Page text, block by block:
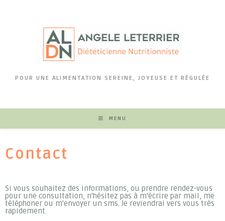
POUR UNE ALIMENTATION SEREINE, JOYEUSE ET RÉGULÉE
MENU
Contact
Si vous souhaitez des informations, ou prendre rendez-vous
pour une consultation, n'hésitez pas à m'écrire par mail, me
téléphoner ou m'envoyer un sms. Je reviendrai vers vous très
rapidement.